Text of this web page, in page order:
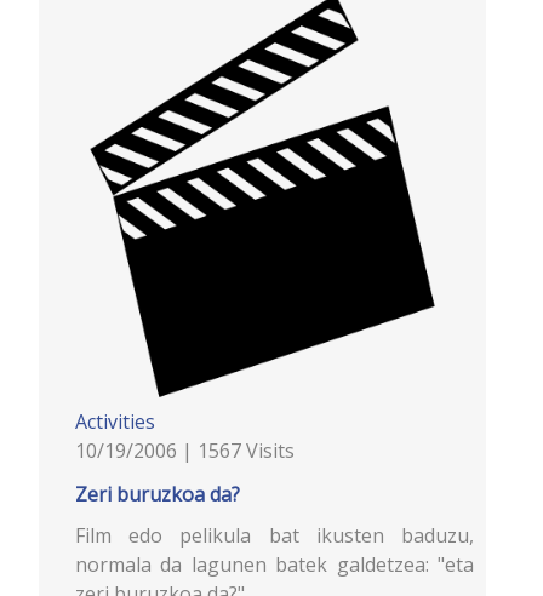
Activities
10/19/2006 | 1567 Visits
Zeri buruzkoa da?
Film edo pelikula bat ikusten baduzu,
normala da lagunen batek galdetzea: "eta